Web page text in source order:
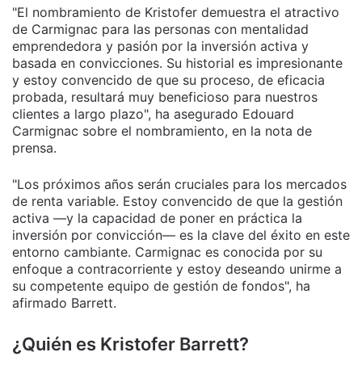
"El nombramiento de Kristofer demuestra el atractivo
de Carmignac para las personas con mentalidad
emprendedora y pasión por la inversión activa y
basada en convicciones. Su historial es impresionante
y estoy convencido de que su proceso, de eficacia
probada, resultará muy beneficioso para nuestros
clientes a largo plazo", ha asegurado Edouard
Carmignac sobre el nombramiento, en la nota de
prensa.
"Los próximos años serán cruciales para los mercados
de renta variable. Estoy convencido de que la gestión
activa —y la capacidad de poner en práctica la
inversión por convicción— es la clave del éxito en este
entorno cambiante. Carmignac es conocida por su
enfoque a contracorriente y estoy deseando unirme a
su competente equipo de gestión de fondos", ha
afirmado Barrett.
¿Quién es Kristofer Barrett?